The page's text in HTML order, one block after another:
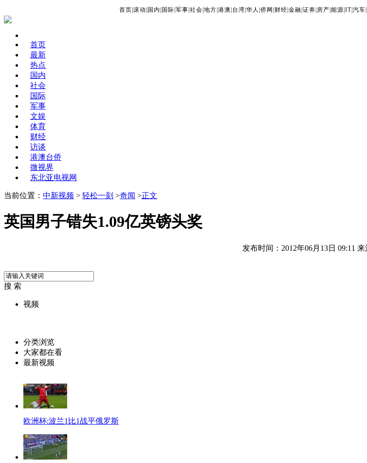
首页 滚动 国内 国际 军事 社会 地方 港澳 台湾 华人 侨网 财经 金融 证券 房产 能源 IT| 汽车
首页
最新
热点
国内
社会
国际
军事
文娱
体育
财经
访谈
港澳台侨
微视界
东北亚电视网
当前位置： 中新视频 > 轻松一刻 >奇闻 >正文
英国男子错失1.09亿英镑头奖
发布时间：2012年06月13日 09:11 来
搜 索
视频
分类浏览
大家都在看
最新视频
欧洲杯:波兰1比1战平俄罗斯